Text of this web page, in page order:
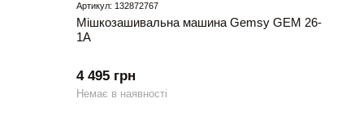
Артикул: 132872767
Мішкозашивальна машина Gemsy GEM 26-
1А
4 495 грн
Немає в наявності